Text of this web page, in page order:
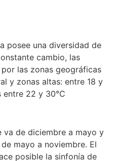
posee una diversidad de
cambio, las
las zonas geográficas
y zonas altas: entre 18 y
entre 22 y 30°C
va de diciembre a mayo y
mayo a noviembre. El
posible la sinfonía de